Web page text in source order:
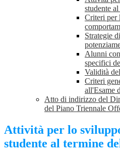
studente
Criteri per
Strategie
Alunni
specifici
Validità
Criteri
all'Esame
Atto di indirizzo del
del Piano Triennale
Attività per lo
studente al termine